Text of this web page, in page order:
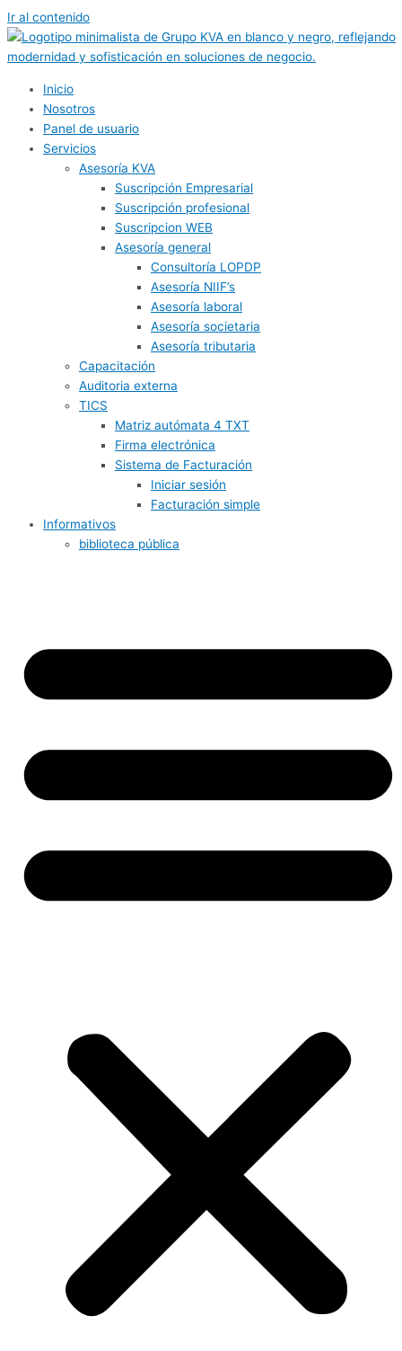
Ir al contenido
Inicio
Nosotros
Panel de usuario
Servicios
Asesoría KVA
Suscripción Empresarial
Suscripción profesional
Suscripcion WEB
Asesoría general
Consultoría LOPDP
Asesoría NIIF’s
Asesoría laboral
Asesoría societaria
Asesoría tributaria
Capacitación
Auditoria externa
TICS
Matriz autómata 4 TXT
Firma electrónica
Sistema de Facturación
Iniciar sesión
Facturación simple
Informativos
biblioteca pública